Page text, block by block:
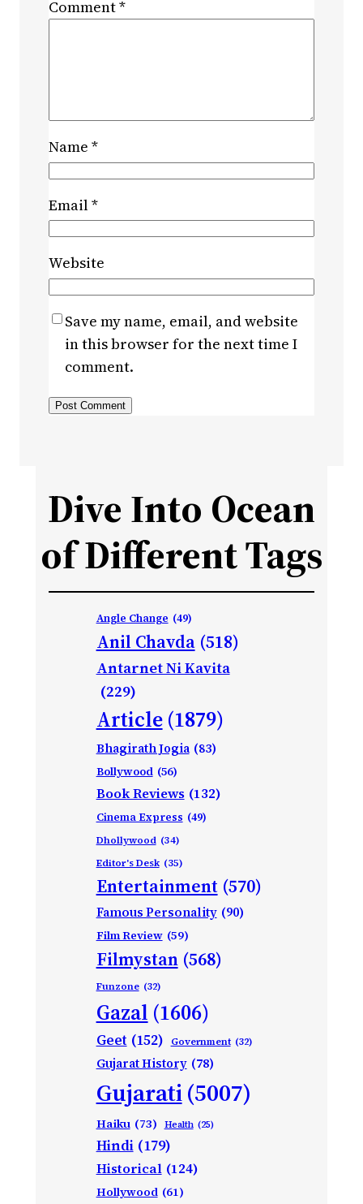
Comment*
Name *
Email*
Website
Save my name, email, and website
in this browser for the next time I
comment.
Dive Into Ocean
of Different Tags
Angle Change (49)
Anil Chavda (518)
Antarnet Ni Kavita
(229)
Article (1879)
Bhagirath Jogia (83)
Bollywood (56)
Book Reviews (132)
Cinema Express (49)
Dhollywood (34)
Editor's Desk (35)
Entertainment (570)
Famous Personality (90)
Film Review (59)
Filmystan (568)
Funzone (32)
Gazal (1606)
Geet (152) Government (32)
Gujarat History (78)
Gujarati(5007)
Haiku (73) Health (25)
Hindi (179)
Historical (124)
Hollywood (61)